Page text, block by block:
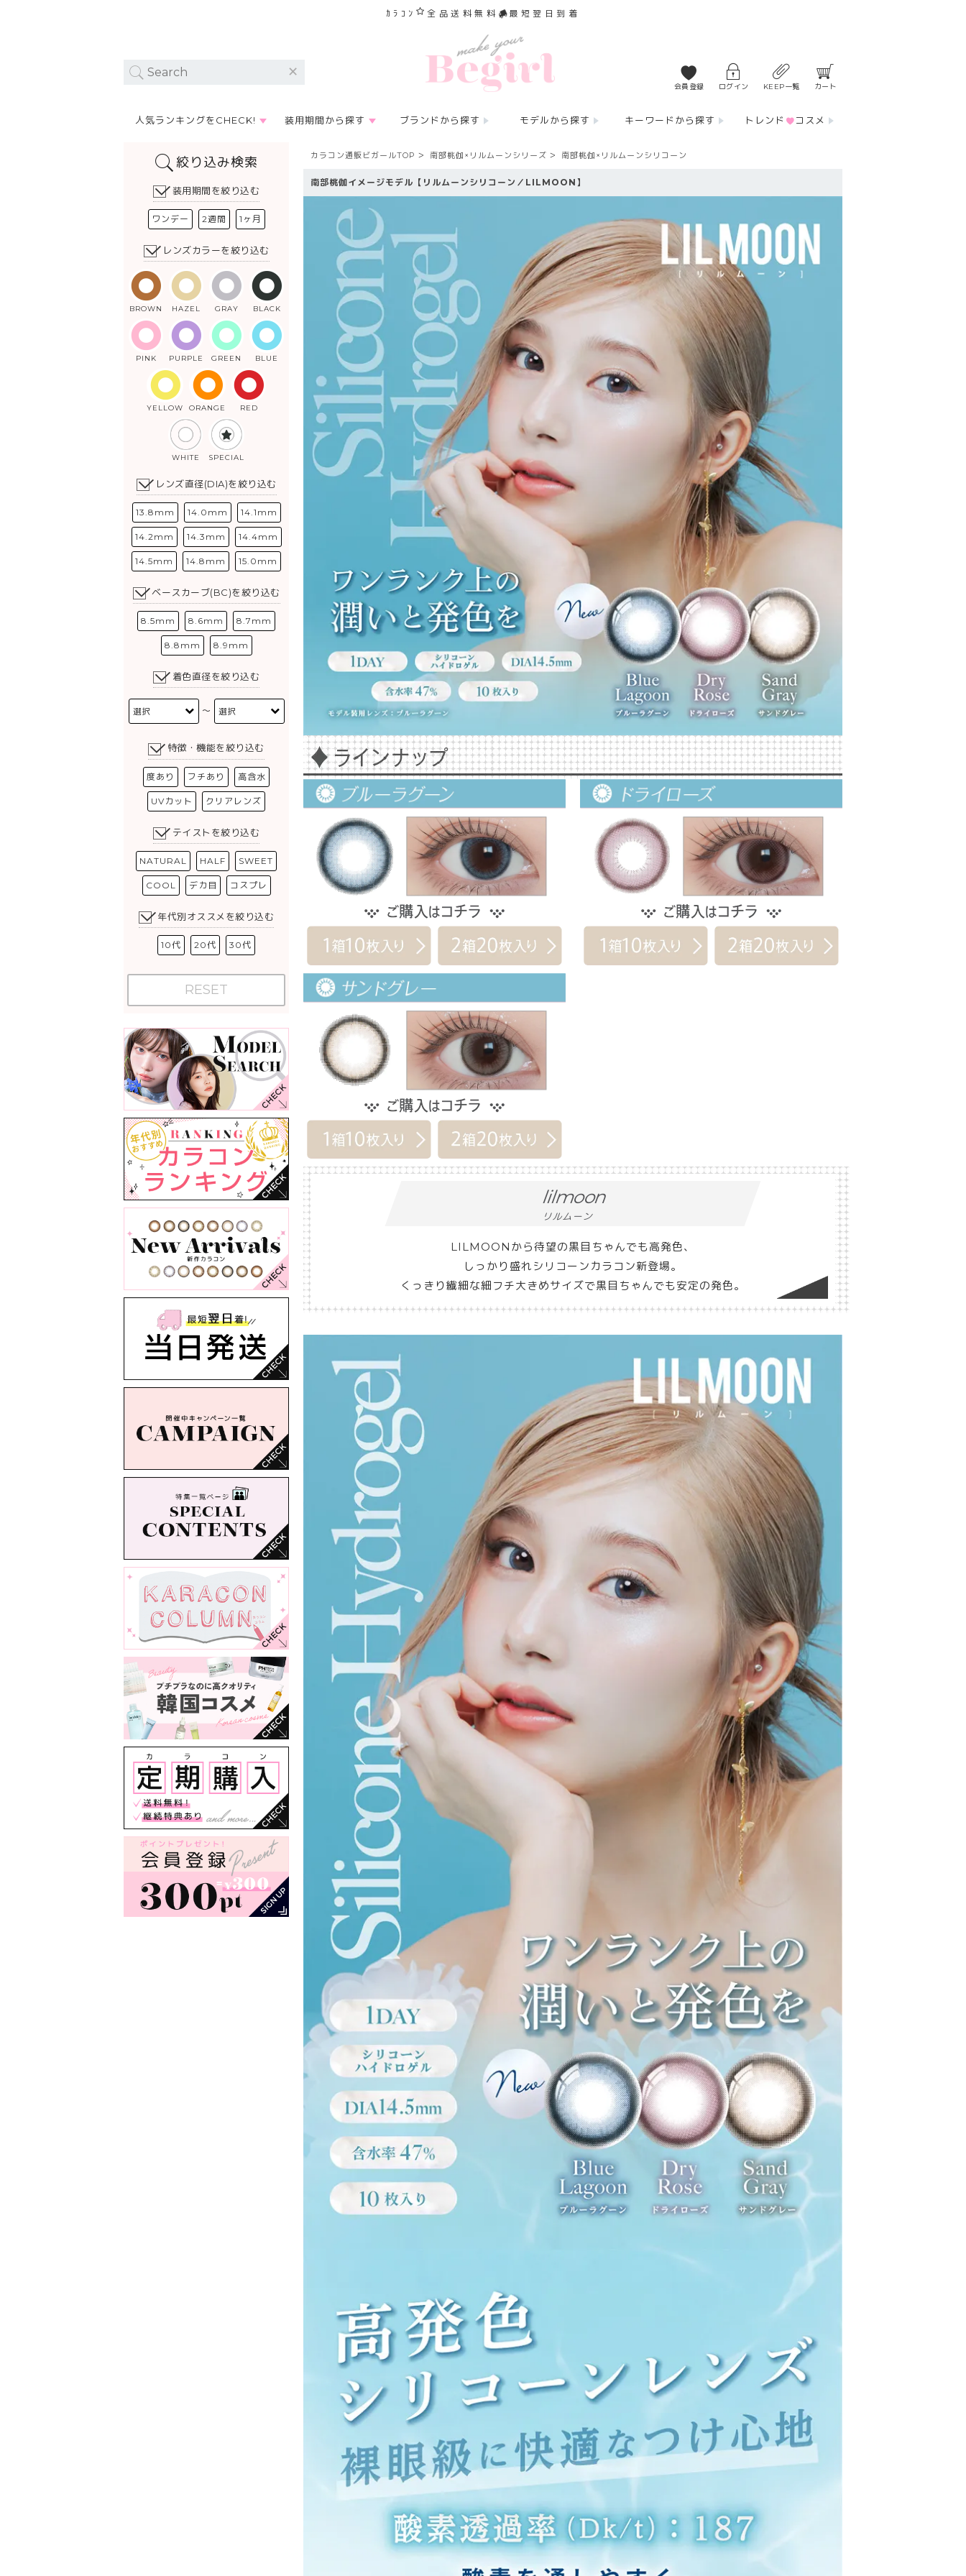
ｶﾗｺﾝ 全品送料無料 最短翌日到着
会員登録 ログイン KEEP一覧 カート
人気ランキングをCHECK! 装用期間から探す ブランドから探す モデルから探す キーワードから探す トレンド コスメ
絞り込み検索
装用期間を絞り込む
ワンデー 2週間 1ヶ月
レンズカラーを絞り込む
BROWN HAZEL GRAY BLACK
PINK PURPLE GREEN BLUE
YELLOW ORANGE RED
WHITE SPECIAL
レンズ直径(DIA)を絞り込む
13.8mm 14.0mm 14.1mm
14.2mm 14.3mm 14.4mm
14.5mm 14.8mm 15.0mm
ベースカーブ(BC)を絞り込む
8.5mm 8.6mm 8.7mm
8.8mm 8.9mm
着色直径を絞り込む
〜
特徴・機能を絞り込む
度あり フチあり 高含水
UVカット クリアレンズ
テイストを絞り込む
NATURAL HALF SWEET
COOL デカ目 コスプレ
年代別オススメを絞り込む
10代 20代 30代
RESET
カラコン通販ビガールTOP 南部桃伽×リルムーンシリーズ 南部桃伽×リルムーンシリコーン
南部桃伽イメージモデル【リルムーンシリコーン／LILMOON】
lilmoon
リルムーン
LILMOONから待望の黒目ちゃんでも高発色、
しっかり盛れシリコーンカラコン新登場。
くっきり繊細な細フチ大きめサイズで黒目ちゃんでも安定の発色。